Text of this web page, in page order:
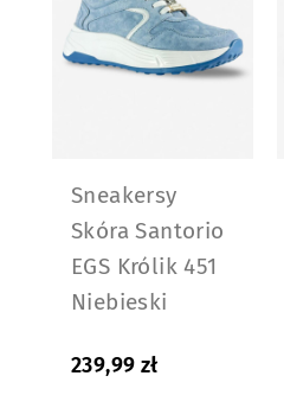
Sneakersy
Skóra Santorio
EGS Królik 451
Niebieski
239,99 zł